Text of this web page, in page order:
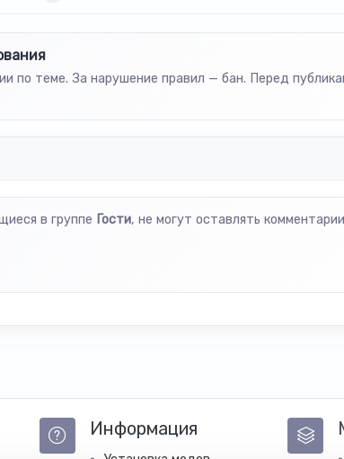
по теме. За нарушение правил — бан. Перед
в группе Гости, не могут оставлять
Информация